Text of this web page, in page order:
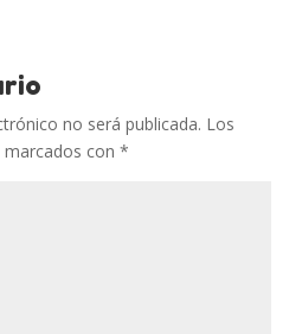
no será publicada. Los
con *